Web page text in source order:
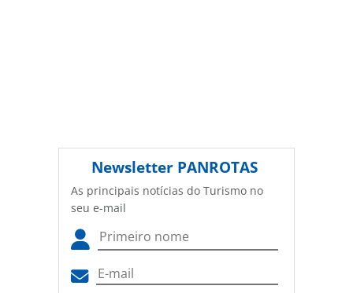
Newsletter PANROTAS
As principais notícias do Turismo no
seu e-mail